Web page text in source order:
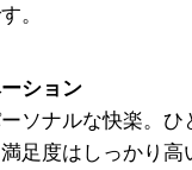
。
ション
ソナルな快楽。ひ
足度はしっかり高